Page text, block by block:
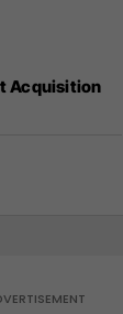
Acquisition